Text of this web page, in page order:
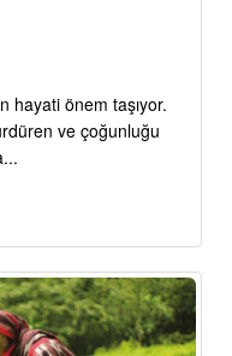
hayati önem taşıyor.
ve çoğunluğu